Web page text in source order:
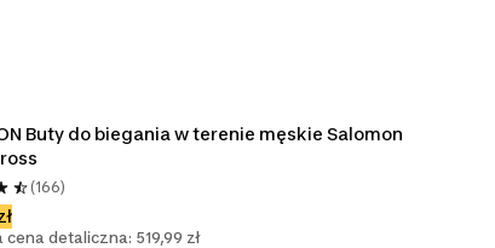
Buty do biegania w terenie męskie Salomon
(166)
cena detaliczna: 519,99 zł